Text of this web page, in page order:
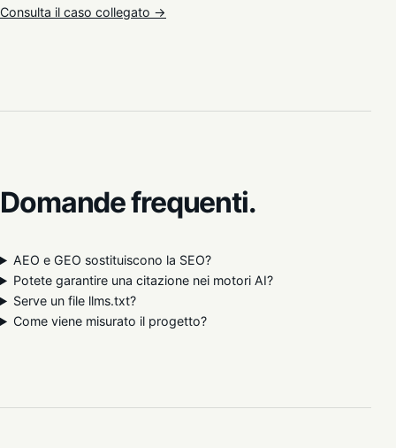
Consulta il caso collegato →
Domande frequenti.
AEO e GEO sostituiscono la SEO?
Potete garantire una citazione nei motori AI?
Serve un file llms.txt?
Come viene misurato il progetto?